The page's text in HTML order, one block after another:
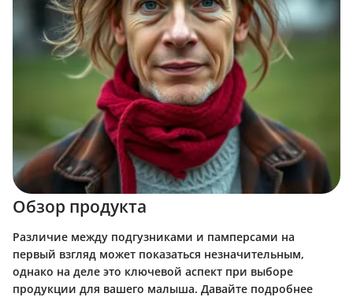
Обзор продукта
Различие между подгузниками и памперсами на
первый взгляд может показаться незначительным,
однако на деле это ключевой аспект при выборе
продукции для вашего малыша. Давайте подробнее